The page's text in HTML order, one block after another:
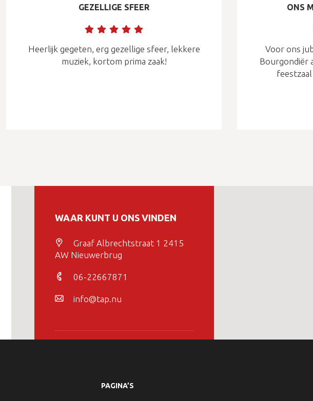
GEZELLIGE SFEER
Heerlijk gegeten, erg gezellige sfeer, lekkere
muziek, kortom prima zaak!
ONS
Voor ons
Bourgondiër
WAAR KUNT U ONS VINDEN
Graaf Albrechtstraat 1 2415
AW Nieuwerbrug
06-22667871
info@tap.nu
PAGINA’S